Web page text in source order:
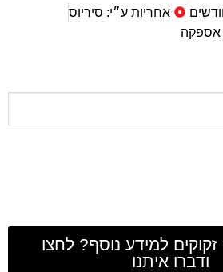
אחריות ע״י: סיריוס
למידע נוסף? לחצו
ודברו איתנו